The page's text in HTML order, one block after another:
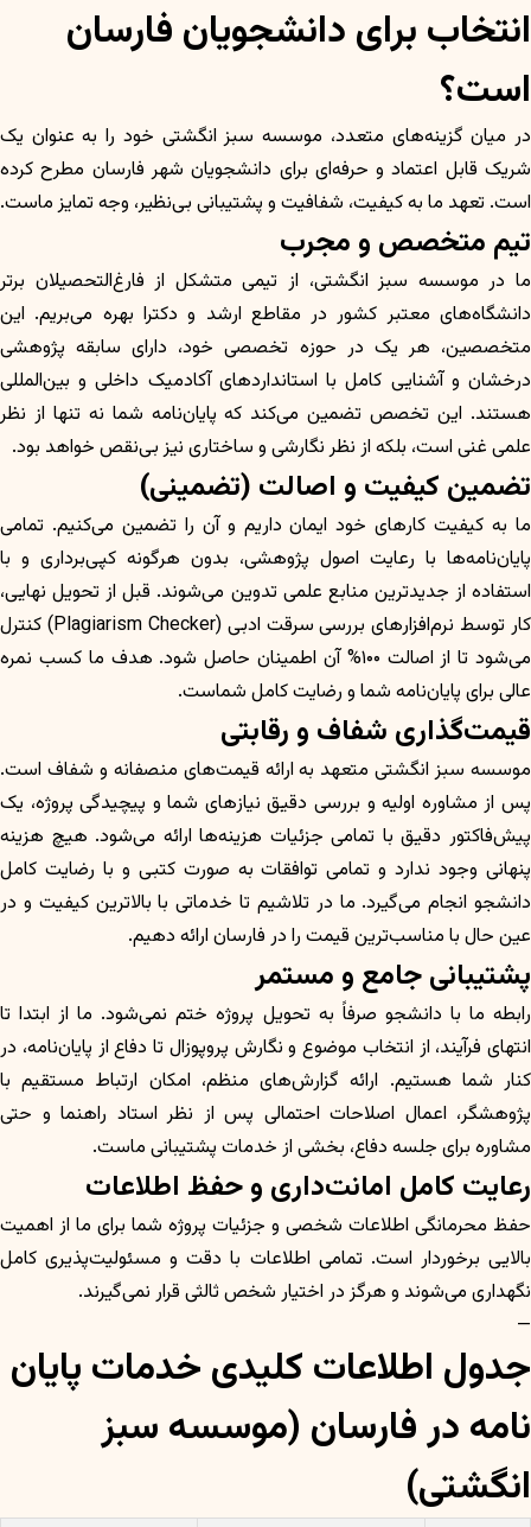
انتخاب برای دانشجویان فارسان
است؟
در میان گزینه‌های متعدد، موسسه سبز انگشتی خود را به عنوان یک
شریک قابل اعتماد و حرفه‌ای برای دانشجویان شهر فارسان مطرح کرده
است. تعهد ما به کیفیت، شفافیت و پشتیبانی بی‌نظیر، وجه تمایز ماست.
تیم متخصص و مجرب
ما در موسسه سبز انگشتی، از تیمی متشکل از فارغ‌التحصیلان برتر
دانشگاه‌های معتبر کشور در مقاطع ارشد و دکترا بهره می‌بریم. این
متخصصین، هر یک در حوزه تخصصی خود، دارای سابقه پژوهشی
درخشان و آشنایی کامل با استانداردهای آکادمیک داخلی و بین‌المللی
هستند. این تخصص تضمین می‌کند که پایان‌نامه شما نه تنها از نظر
علمی غنی است، بلکه از نظر نگارشی و ساختاری نیز بی‌نقص خواهد بود.
تضمین کیفیت و اصالت (تضمینی)
ما به کیفیت کارهای خود ایمان داریم و آن را تضمین می‌کنیم. تمامی
پایان‌نامه‌ها با رعایت اصول پژوهشی، بدون هرگونه کپی‌برداری و با
استفاده از جدیدترین منابع علمی تدوین می‌شوند. قبل از تحویل نهایی،
کار توسط نرم‌افزارهای بررسی سرقت ادبی (Plagiarism Checker) کنترل
می‌شود تا از اصالت ۱۰۰% آن اطمینان حاصل شود. هدف ما کسب نمره
عالی برای پایان‌نامه شما و رضایت کامل شماست.
قیمت‌گذاری شفاف و رقابتی
موسسه سبز انگشتی متعهد به ارائه قیمت‌های منصفانه و شفاف است.
پس از مشاوره اولیه و بررسی دقیق نیازهای شما و پیچیدگی پروژه، یک
پیش‌فاکتور دقیق با تمامی جزئیات هزینه‌ها ارائه می‌شود. هیچ هزینه
پنهانی وجود ندارد و تمامی توافقات به صورت کتبی و با رضایت کامل
دانشجو انجام می‌گیرد. ما در تلاشیم تا خدماتی با بالاترین کیفیت و در
عین حال با مناسب‌ترین قیمت را در فارسان ارائه دهیم.
پشتیبانی جامع و مستمر
رابطه ما با دانشجو صرفاً به تحویل پروژه ختم نمی‌شود. ما از ابتدا تا
انتهای فرآیند، از انتخاب موضوع و نگارش پروپوزال تا دفاع از پایان‌نامه، در
کنار شما هستیم. ارائه گزارش‌های منظم، امکان ارتباط مستقیم با
پژوهشگر، اعمال اصلاحات احتمالی پس از نظر استاد راهنما و حتی
مشاوره برای جلسه دفاع، بخشی از خدمات پشتیبانی ماست.
رعایت کامل امانت‌داری و حفظ اطلاعات
حفظ محرمانگی اطلاعات شخصی و جزئیات پروژه شما برای ما از اهمیت
بالایی برخوردار است. تمامی اطلاعات با دقت و مسئولیت‌پذیری کامل
نگهداری می‌شوند و هرگز در اختیار شخص ثالثی قرار نمی‌گیرند.
—
جدول اطلاعات کلیدی خدمات پایان
نامه در فارسان (موسسه سبز
انگشتی)